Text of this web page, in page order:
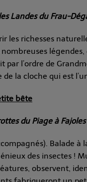
Landes du Frau-
les richesses
par l’ordre de
la cloche qui est
bête
du Piage à Fajoles
Balade à
des insectes !
observent,